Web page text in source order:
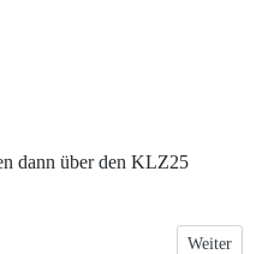
dann über den KLZ25
Nächster
Weiter